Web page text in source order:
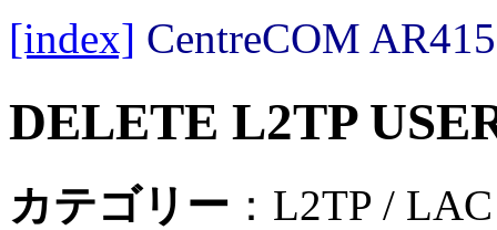
[index] CentreCOM
DELETE L2TP
カテゴリー ：L2TP / LAC